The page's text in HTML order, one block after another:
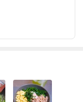
から、お料理講座を
も始めました。